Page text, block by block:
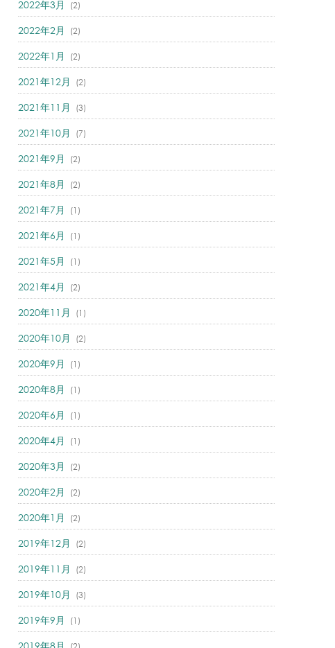
2022年3月 (2)
2022年2月 (2)
2022年1月 (2)
2021年12月 (2)
2021年11月 (3)
2021年10月 (7)
2021年9月 (2)
2021年8月 (2)
2021年7月 (1)
2021年6月 (1)
2021年5月 (1)
2021年4月 (2)
2020年11月 (1)
2020年10月 (2)
2020年9月 (1)
2020年8月 (1)
2020年6月 (1)
2020年4月 (1)
2020年3月 (2)
2020年2月 (2)
2020年1月 (2)
2019年12月 (2)
2019年11月 (2)
2019年10月 (3)
2019年9月 (1)